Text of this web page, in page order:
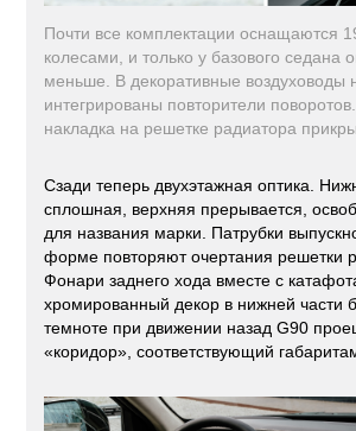
Почти все комплектации оснащаются
колесами, и только у базового седана
меньше. В декоративные воздуховоды
интегрированы повторители
накладка на решетке радиатора
Сзади теперь двухэтажная оптика.
сплошная, верхняя прерывается,
для названия марки. Патрубки
форме повторяют очертания решетки
Фонари заднего хода вместе с
хромированный декор в нижней части
темноте при движении назад G90
«коридор», соответствующий